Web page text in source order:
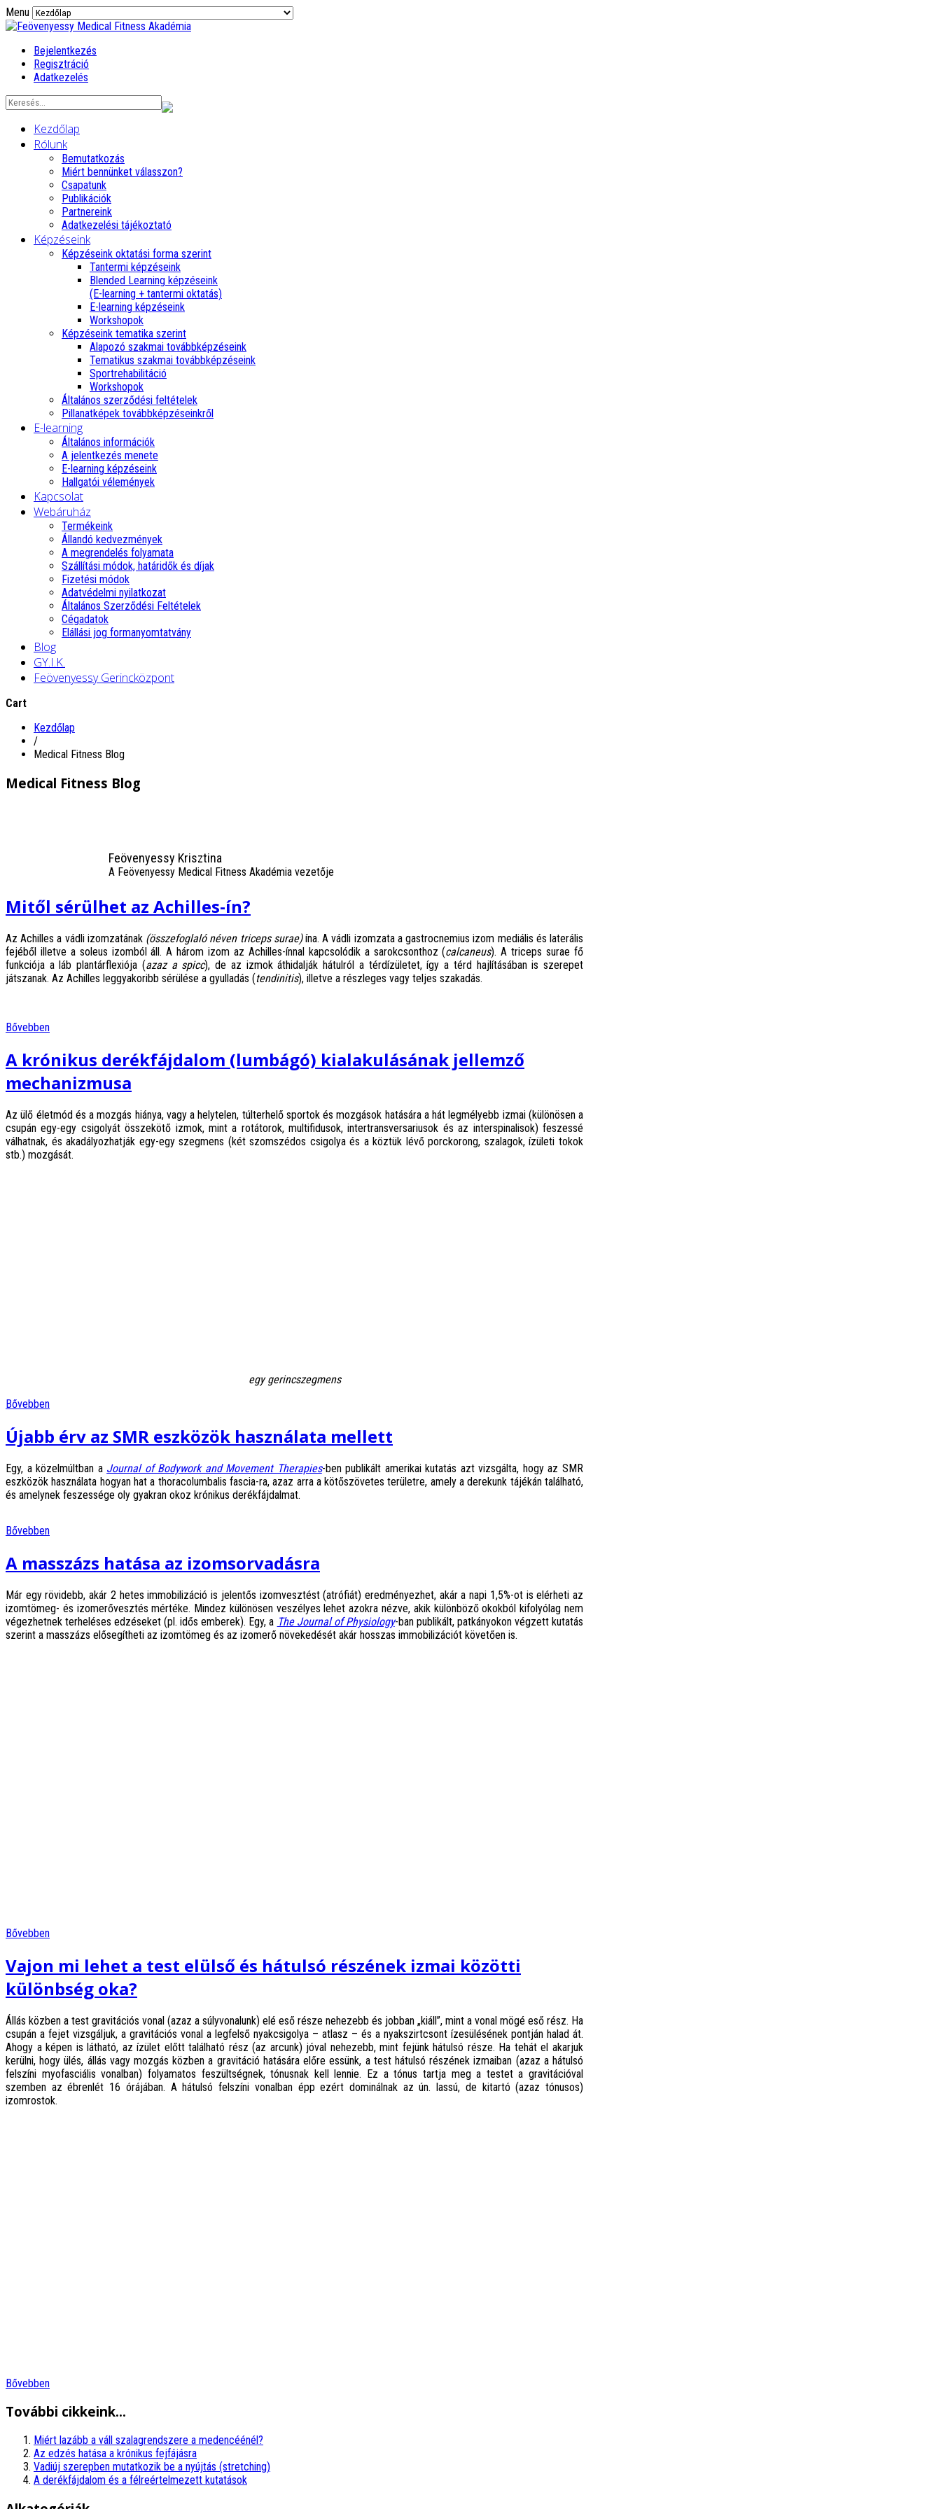
Menu
Bejelentkezés
Regisztráció
Adatkezelés
Kezdőlap
Rólunk
Bemutatkozás
Miért bennünket válasszon?
Csapatunk
Publikációk
Partnereink
Adatkezelési tájékoztató
Képzéseink
Képzéseink oktatási forma szerint
Tantermi képzéseink
Blended Learning képzéseink
(E-learning + tantermi oktatás)
E-learning képzéseink
Workshopok
Képzéseink tematika szerint
Alapozó szakmai továbbképzéseink
Tematikus szakmai továbbképzéseink
Sportrehabilitáció
Workshopok
Általános szerződési feltételek
Pillanatképek továbbképzéseinkről
E-learning
Általános információk
A jelentkezés menete
E-learning képzéseink
Hallgatói vélemények
Kapcsolat
Webáruház
Termékeink
Állandó kedvezmények
A megrendelés folyamata
Szállítási módok, határidők és díjak
Fizetési módok
Adatvédelmi nyilatkozat
Általános Szerződési Feltételek
Cégadatok
Elállási jog formanyomtatvány
Blog
GY.I.K.
Feövenyessy Gerincközpont
Cart
Kezdőlap
/
Medical Fitness Blog
Medical Fitness Blog
Feövenyessy Krisztina
A Feövenyessy Medical Fitness Akadémia vezetője
Mitől sérülhet az Achilles-ín?
Az Achilles a vádli izomzatának (összefoglaló néven triceps surae)ína. A vádli izomzata a gastrocnemius izom mediális és laterális
fejéből illetve a soleus izomból áll. A három izom az Achilles-ínnal kapcsolódik a sarokcsonthoz (calcaneus). A triceps surae fő
funkciója a láb plantárflexiója (azaz a spicc), de az izmok áthidalják hátulról a térdízületet, így a térd hajlításában is szerepet
játszanak. Az Achilles leggyakoribb sérülése a gyulladás (tendinitis), illetve a részleges vagy teljes szakadás.
Bővebben
A krónikus derékfájdalom (lumbágó) kialakulásának jellemző
mechanizmusa
Az ülő életmód és a mozgás hiánya, vagy a helytelen, túlterhelő sportok és mozgások hatására a hát legmélyebb izmai (különösen a
csupán egy-egy csigolyát összekötő izmok, mint a rotátorok, multifidusok, intertransversariusok és az interspinalisok) feszessé
válhatnak, és akadályozhatják egy-egy szegmens (két szomszédos csigolya és a köztük lévő porckorong, szalagok, ízületi tokok
stb.) mozgását.
egy gerincszegmens
Bővebben
Újabb érv az SMR eszközök használata mellett
Egy, a közelmúltban a Journal of Bodywork and Movement Therapies-ben publikált amerikai kutatás azt vizsgálta, hogy az SMR
eszközök használata hogyan hat a thoracolumbalis fascia-ra, azaz arra a kötőszövetes területre, amely a derekunk tájékán található,
és amelynek feszessége oly gyakran okoz krónikus derékfájdalmat.
Bővebben
A masszázs hatása az izomsorvadásra
Már egy rövidebb, akár 2 hetes immobilizáció is jelentős izomvesztést (atrófiát) eredményezhet, akár a napi 1,5%-ot is elérheti az
izomtömeg- és izomerővesztés mértéke. Mindez különösen veszélyes lehet azokra nézve, akik különböző okokból kifolyólag nem
végezhetnek terheléses edzéseket (pl. idős emberek). Egy, a The Journal of Physiology-ban publikált, patkányokon végzett kutatás
szerint a masszázs elősegítheti az izomtömeg és az izomerő növekedését akár hosszas immobilizációt követően is.
Bővebben
Vajon mi lehet a test elülső és hátulsó részének izmai közötti
különbség oka?
Állás közben a test gravitációs vonal (azaz a súlyvonalunk) elé eső része nehezebb és jobban „kiáll”, mint a vonal mögé eső rész. Ha
csupán a fejet vizsgáljuk, a gravitációs vonal a legfelső nyakcsigolya – atlasz – és a nyakszirtcsont ízesülésének pontján halad át.
Ahogy a képen is látható, az ízület előtt található rész (az arcunk) jóval nehezebb, mint fejünk hátulsó része. Ha tehát el akarjuk
kerülni, hogy ülés, állás vagy mozgás közben a gravitáció hatására előre essünk, a test hátulsó részének izmaiban (azaz a hátulsó
felszíni myofasciális vonalban) folyamatos feszültségnek, tónusnak kell lennie. Ez a tónus tartja meg a testet a gravitációval
szemben az ébrenlét 16 órájában. A hátulsó felszíni vonalban épp ezért dominálnak az ún. lassú, de kitartó (azaz tónusos)
izomrostok.
Bővebben
További cikkeink...
Miért lazább a váll szalagrendszere a medencéénél?
Az edzés hatása a krónikus fejfájásra
Vadiúj szerepben mutatkozik be a nyújtás (stretching)
A derékfájdalom és a félreértelmezett kutatások